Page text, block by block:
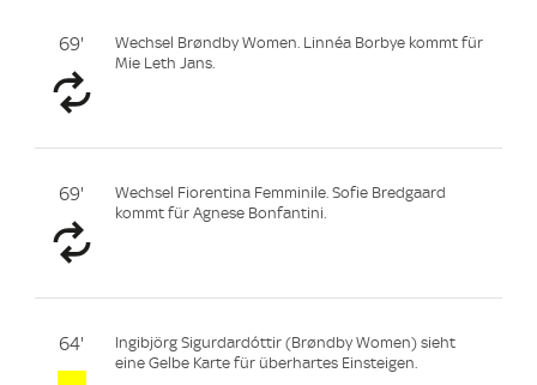
69'
Wechsel Brøndby Women. Linnéa Borbye kommt für
Mie Leth Jans.
69'
Wechsel Fiorentina Femminile. Sofie Bredgaard
kommt für Agnese Bonfantini.
64'
Ingibjörg Sigurdardóttir (Brøndby Women) sieht
eine Gelbe Karte für überhartes Einsteigen.